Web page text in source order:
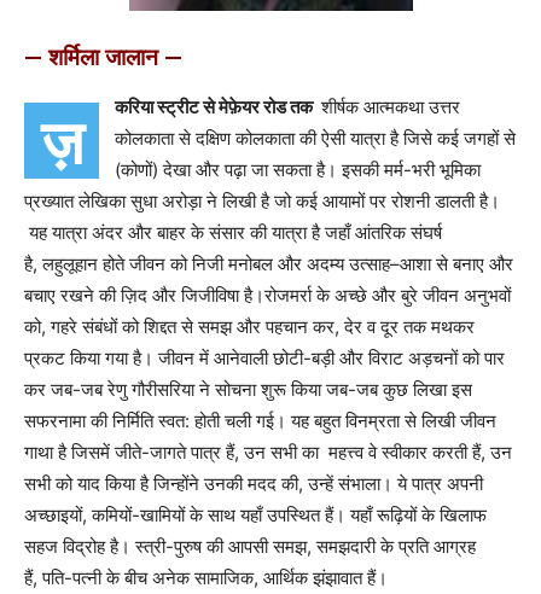
— शर्मिला जालान —
ज़ करिया स्ट्रीट से मेफ़ेयर रोड तक शीर्षक आत्मकथा उत्तर
कोलकाता से दक्षिण कोलकाता की ऐसी यात्रा है जिसे कई जगहों से
(कोणों) देखा और पढ़ा जा सकता है। इसकी मर्म-भरी भूमिका
प्रख्यात लेखिका सुधा अरोड़ा ने लिखी है जो कई आयामों पर रोशनी डालती है।
यह यात्रा अंदर और बाहर के संसार की यात्रा है जहाँ आंतरिक संघर्ष
है, लहुलूहान होते जीवन को निजी मनोबल और अदम्य उत्साह–आशा से बनाए और
बचाए रखने की ज़िद और जिजीविषा है।रोजमर्रा के अच्छे और बुरे जीवन अनुभवों
को, गहरे संबंधों को शिद्दत से समझ और पहचान कर, देर व दूर तक मथकर
प्रकट किया गया है। जीवन में आनेवाली छोटी-बड़ी और विराट अड़चनों को पार
कर जब-जब रेणु गौरीसरिया ने सोचना शुरू किया जब-जब कुछ लिखा इस
सफरनामा की निर्मिति स्वत: होती चली गई। यह बहुत विनम्रता से लिखी जीवन
गाथा है जिसमें जीते-जागते पात्र हैं, उन सभी का महत्त्व वे स्वीकार करती हैं, उन
सभी को याद किया है जिन्होंने उनकी मदद की, उन्हें संभाला। ये पात्र अपनी
अच्छाइयों, कमियों-खामियों के साथ यहाँ उपस्थित हैं। यहाँ रूढ़ियों के खिलाफ
सहज विद्रोह है। स्त्री-पुरुष की आपसी समझ, समझदारी के प्रति आग्रह
हैं, पति-पत्नी के बीच अनेक सामाजिक, आर्थिक झंझावात हैं।